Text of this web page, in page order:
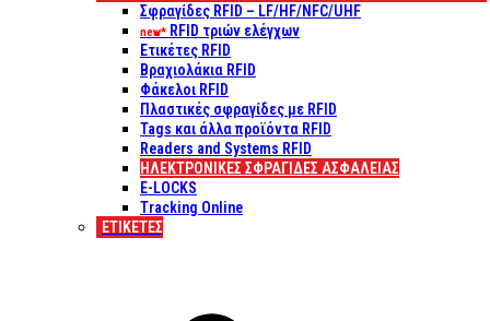
Σφραγίδες RFID – LF/HF/NFC/UHF
new* RFID τριών ελέγχων
Ετικέτες RFID
Βραχιολάκια RFID
Φάκελοι RFID
Πλαστικές σφραγίδες με RFID
Tags και άλλα προϊόντα RFID
Readers and Systems RFID
ΗΛΕΚΤΡΟΝΙΚΕΣ ΣΦΡΑΓΙΔΕΣ ΑΣΦΑΛΕΙΑΣ
E-LOCKS
Tracking Online
ΕΤΙΚΈΤΕΣ